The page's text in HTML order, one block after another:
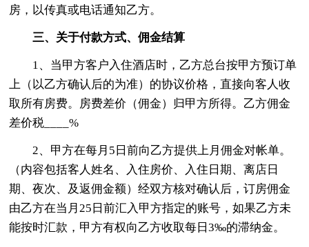
房，以传真或电话通知乙方。
三、关于付款方式、佣金结算
1、当甲方客户入住酒店时，乙方总台按甲方预订单
上（以乙方确认后的为准）的协议价格，直接向客人收
取所有房费。房费差价（佣金）归甲方所得。乙方佣金
差价税____%
2、甲方在每月5日前向乙方提供上月佣金对帐单。
（内容包括客人姓名、入住房价、入住日期、离店日
期、夜次、及返佣金额）经双方核对确认后，订房佣金
由乙方在当月25日前汇入甲方指定的账号，如果乙方未
能按时汇款，甲方有权向乙方收取每日3‰的滞纳金。